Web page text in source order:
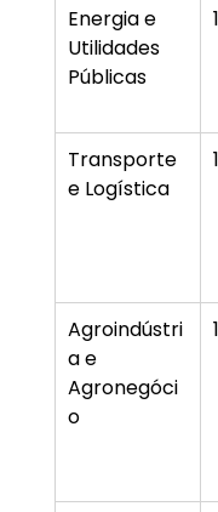
Energia e
Utilidades
Públicas
Transporte
e Logística
Agroindústri
a e
Agronegóci
o